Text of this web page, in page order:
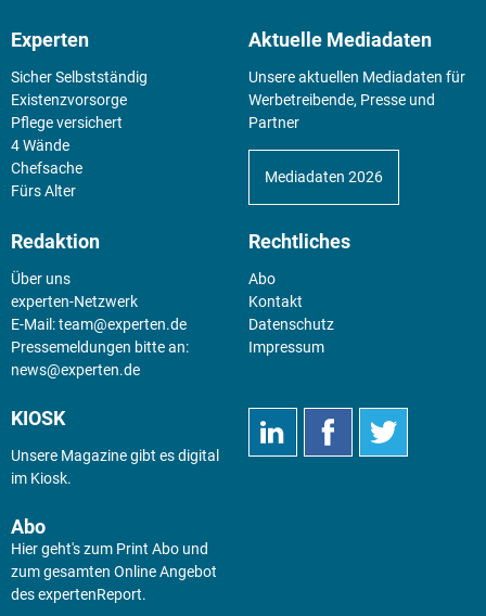
Experten
Sicher Selbstständig
Existenz­vorsorge
Pflege versichert
4 Wände
Chefsache
Fürs Alter
Aktuelle Mediadaten
Unsere aktuellen Mediadaten für
Werbetreibende, Presse und
Partner
Mediadaten 2026
Redaktion
Über uns
experten-Netzwerk
E-Mail:team@experten.de
Pressemeldungen bitte an:
news@experten.de
Rechtliches
Abo
Kontakt
Datenschutz
Impressum
KIOSK
Unsere Magazine gibt es digital
im Kiosk.
Abo
Hier geht's zum Print Abo und
zum gesamten Online Angebot
des expertenReport.